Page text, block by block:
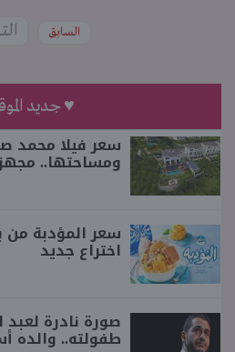
السابق
♥ جديد
سعر فيلا محمد
ومساحتها..
سعر المؤدبة من
اختراع جديد
صورة نادرة
طفولته.. والده